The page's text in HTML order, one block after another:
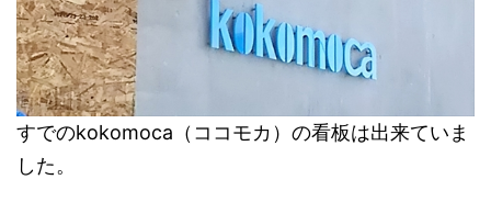
すでのkokomoca（ココモカ）の看板は出来ていま
した。